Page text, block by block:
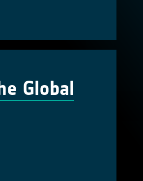
Global